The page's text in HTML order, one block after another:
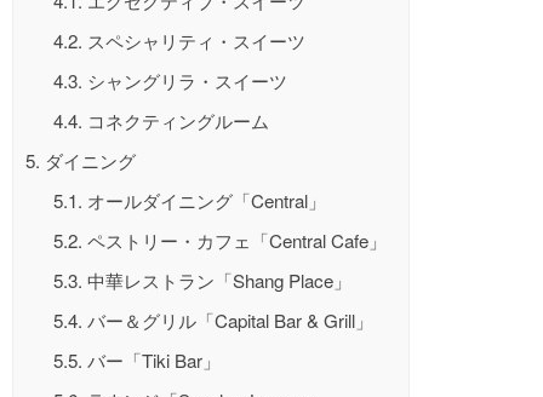
4.2. スペシャリティ・スイーツ
4.3. シャングリラ・スイーツ
4.4. コネクティングルーム
5. ダイニング
5.1. オールダイニング「Central」
5.2. ペストリー・カフェ「Central Cafe」
5.3. 中華レストラン「Shang Place」
5.4. バー＆グリル「Capital Bar & Grill」
5.5. バー「Tiki Bar」